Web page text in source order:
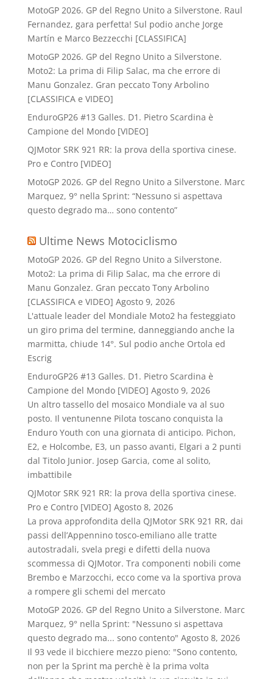
MotoGP 2026. GP del Regno Unito a Silverstone. Raul
Fernandez, gara perfetta! Sul podio anche Jorge
Martín e Marco Bezzecchi [CLASSIFICA]
MotoGP 2026. GP del Regno Unito a Silverstone.
Moto2: La prima di Filip Salac, ma che errore di
Manu Gonzalez. Gran peccato Tony Arbolino
[CLASSIFICA e VIDEO]
EnduroGP26 #13 Galles. D1. Pietro Scardina è
Campione del Mondo [VIDEO]
QJMotor SRK 921 RR: la prova della sportiva cinese.
Pro e Contro [VIDEO]
MotoGP 2026. GP del Regno Unito a Silverstone. Marc
Marquez, 9° nella Sprint: “Nessuno si aspettava
questo degrado ma… sono contento”
Ultime News Motociclismo
MotoGP 2026. GP del Regno Unito a Silverstone.
Moto2: La prima di Filip Salac, ma che errore di
Manu Gonzalez. Gran peccato Tony Arbolino
[CLASSIFICA e VIDEO] Agosto 9, 2026
L'attuale leader del Mondiale Moto2 ha festeggiato
un giro prima del termine, danneggiando anche la
marmitta, chiude 14°. Sul podio anche Ortola ed
Escrig
EnduroGP26 #13 Galles. D1. Pietro Scardina è
Campione del Mondo [VIDEO] Agosto 9, 2026
Un altro tassello del mosaico Mondiale va al suo
posto. Il ventunenne Pilota toscano conquista la
Enduro Youth con una giornata di anticipo. Pichon,
E2, e Holcombe, E3, un passo avanti, Elgari a 2 punti
dal Titolo Junior. Josep Garcia, come al solito,
imbattibile
QJMotor SRK 921 RR: la prova della sportiva cinese.
Pro e Contro [VIDEO] Agosto 8, 2026
La prova approfondita della QJMotor SRK 921 RR, dai
passi dell’Appennino tosco-emiliano alle tratte
autostradali, svela pregi e difetti della nuova
scommessa di QJMotor. Tra componenti nobili come
Brembo e Marzocchi, ecco come va la sportiva prova
a rompere gli schemi del mercato
MotoGP 2026. GP del Regno Unito a Silverstone. Marc
Marquez, 9° nella Sprint: "Nessuno si aspettava
questo degrado ma... sono contento" Agosto 8, 2026
Il 93 vede il bicchiere mezzo pieno: "Sono contento,
non per la Sprint ma perchè è la prima volta